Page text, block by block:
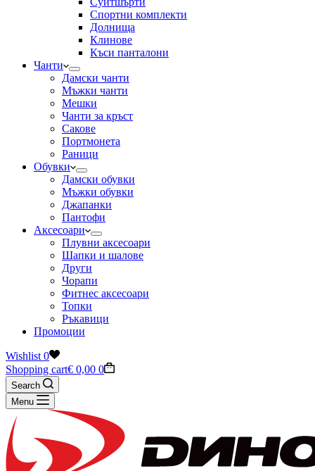
Спортни комплекти
Долнища
Клинове
Къси панталони
Чанти
Дамски чанти
Мъжки чанти
Мешки
Чанти за кръст
Сакове
Портмонета
Раници
Обувки
Дамски обувки
Мъжки обувки
Джапанки
Пантофи
Аксесоари
Плувни аксесоари
Шапки и шалове
Други
Чорапи
Фитнес аксесоари
Топки
Ръкавици
Промоции
Wishlist 0
Shopping cart€ 0,00 0
Search
Menu